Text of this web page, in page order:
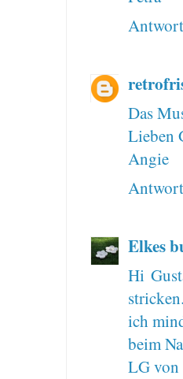
Das
Lieben
Angie
Elkes
Hi
ich
beim
LG